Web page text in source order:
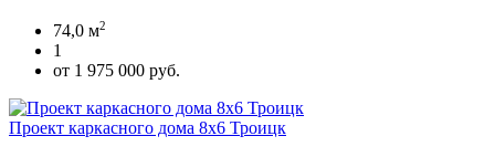
74,0 м2
1
от 1 975 000 руб.
Проект каркасного дома 8х6 Троицк